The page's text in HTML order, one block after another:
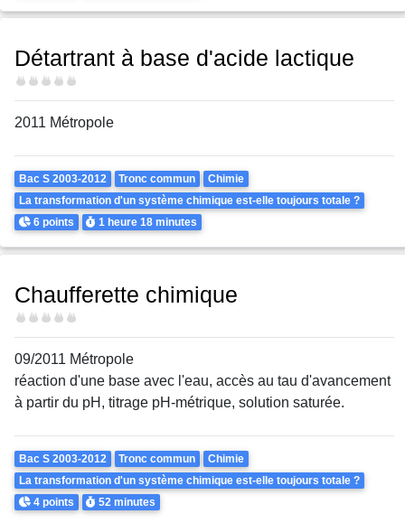
Détartrant à base d'acide lactique
Difficulté
2011 Métropole
Theme
Bac S 2003-2012 Tronc commun
Chimie
La transformation d'un système chimique est-elle toujours totale ?
Points
6 points Durée
1 heure18 minutes
Chaufferette chimique
Difficulté
09/2011 Métropole
réaction d'une base avec l'eau, accès au tau d'avancement
à partir du pH, titrage pH-métrique, solution saturée.
Theme
Bac S 2003-2012 Tronc commun
Chimie
La transformation d'un système chimique est-elle toujours totale ?
Points
4 points Durée
52 minutes